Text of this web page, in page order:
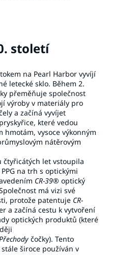
století
na Pearl Harbor vyvíjí
letecké sklo. Během 2.
přeměňuje společnost
výroby v materiály pro
a začíná vyvíjet
které vedou
hmotám, vysoce výkonným
nátěrovým
čtyřicátých let vstoupila
na trh s optickými
CR-39® optický
má vizi své
protože patentuje CR-
a začíná cestu k vytvoření
optických produktů (které
čočky). Tento
široce používán v